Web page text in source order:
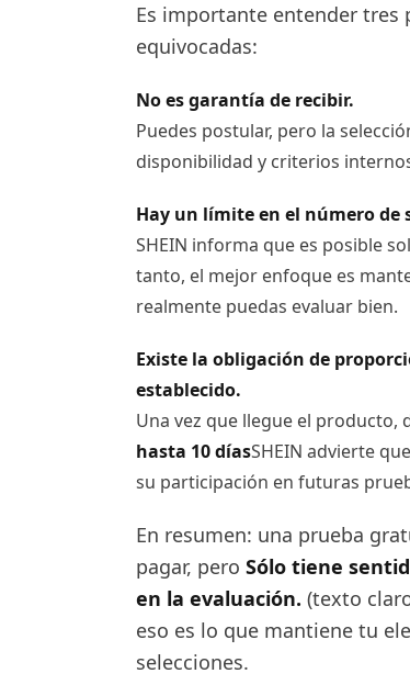
Es importante entender tres
equivocadas:
No es garantía de recibir.
Puedes postular, pero la
disponibilidad y criterios
Hay un límite en el número de
SHEIN informa que es posible
tanto, el mejor enfoque es
realmente puedas evaluar bien.
Existe la obligación de
establecido.
Una vez que llegue el
hasta 10 díasSHEIN advierte
su participación en futuras
En resumen: una prueba
pagar, pero Sólo tiene
en la evaluación. (texto
eso es lo que mantiene tu
selecciones.